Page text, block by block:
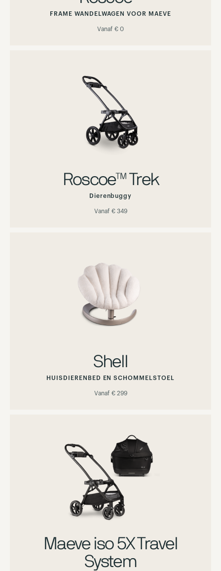
FRAME WANDELWAGEN VOOR MAEVE
Vanaf € 0
Roscoe™ Trek
Dierenbuggy
Vanaf € 349
Shell
HUISDIERENBED EN SCHOMMELSTOEL
Vanaf € 299
Maeve iso 5X Travel
System